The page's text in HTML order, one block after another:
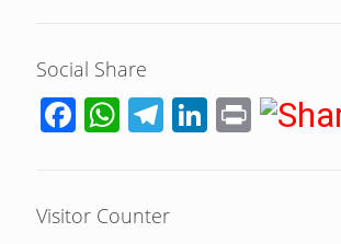
Social Share
Facebook
WhatsApp
Telegram
LinkedIn
Print
Visitor Counter